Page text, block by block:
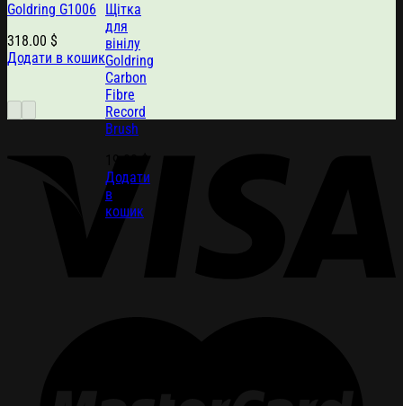
Goldring G1006
318.00 $
Додати в кошик
Щітка
для
вінілу
Goldring
Carbon
Fibre
Record
Brush
Додати
в
кошик